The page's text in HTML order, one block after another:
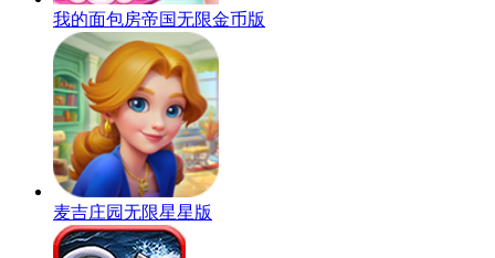
我的面包房帝国无限金币版
麦吉庄园无限星星版